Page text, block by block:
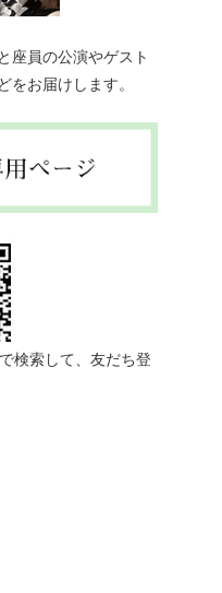
座員の公演やゲスト
をお届けします。
検索して、友だち登